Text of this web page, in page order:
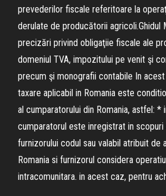
prevederilor fiscale referitoare la
derulate de producătorii agricoli.Ghidul
precizări privind obligaţiie fiscale ale
domeniul TVA, impozitului pe venit şi
precum şi monografii contabile In
taxare aplicabil in Romania este
al cumparatorului din Romania, astfel: *
cumparatorul este inregistrat in scopuri
furnizorului codul sau valabil atribuit de
Romania si furnizorul considera
intracomunitara. in acest caz, pentru